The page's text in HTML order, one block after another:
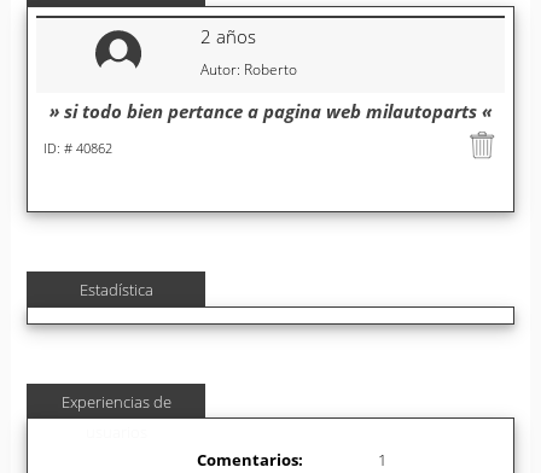
Autor: Roberto
2 años
ID: # 40862
» si todo bien pertance a pagina web milautoparts «
Estadística
Experiencias de
Comentarios:
1